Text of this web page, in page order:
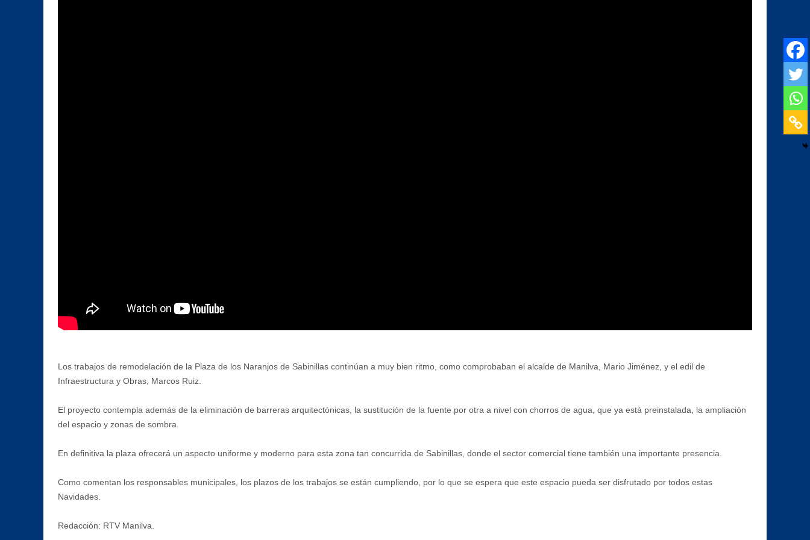
Los trabajos de remodelación de la Plaza de los Naranjos de Sabinillas continúan a muy bien ritmo, como comprobaban el alcalde de Manilva, Mario Jiménez, y el edil de
Infraestructura y Obras, Marcos Ruiz.
El proyecto contempla además de la eliminación de barreras arquitectónicas, la sustitución de la fuente por otra a nivel con chorros de agua, que ya está preinstalada, la ampliación
del espacio y zonas de sombra.
En definitiva la plaza ofrecerá un aspecto uniforme y moderno para esta zona tan concurrida de Sabinillas, donde el sector comercial tiene también una importante presencia.
Como comentan los responsables municipales, los plazos de los trabajos se están cumpliendo, por lo que se espera que este espacio pueda ser disfrutado por todos estas
Navidades.
Redacción: RTV Manilva.